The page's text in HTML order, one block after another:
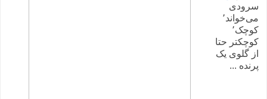
سرودی
می‌خواند٬
کوچک٬
کوچکتر حتا
از گلوی یک
پرنده ...